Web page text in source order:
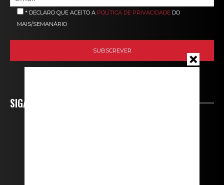
* DECLARO QUE ACEITO A POLÍTICA DE PRIVACIDADE DO
MAIS/SEMANÁRIO
SIGA-NOS